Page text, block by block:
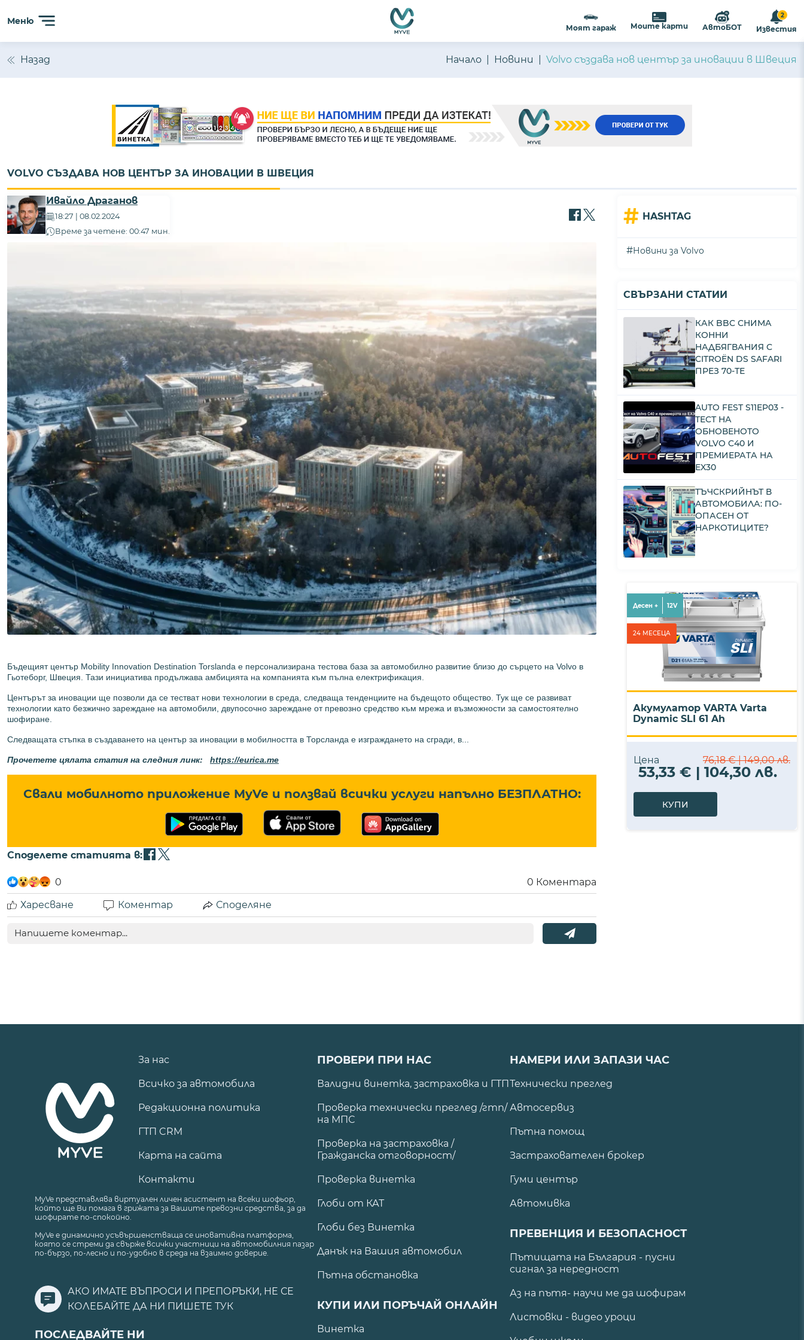
Меню
Моят гараж Моите карти АвтоБОТ
2
Известия
Назад Начало Новини Volvo създава нов център за иновации в Швеция
VOLVO СЪЗДАВА НОВ ЦЕНТЪР ЗА ИНОВАЦИИ В ШВЕЦИЯ
Ивайло Драганов
18:27 | 08.02.2024
Време за четене: 00:47 мин.
Бъдещият център Mobility Innovation Destination Torslanda е персонализирана тестова база за автомобилно развитие близо до сърцето на Volvo в
Гьотеборг, Швеция. Тази инициатива продължава амбицията на компанията към пълна електрификация.
Центърът за иновации ще позволи да се тестват нови технологии в среда, следваща тенденциите на бъдещото общество. Тук ще се развиват
технологии като безжично зареждане на автомобили, двупосочно зареждане от превозно средство към мрежа и възможности за самостоятелно
шофиране.
Следващата стъпка в създаването на център за иновации в мобилността в Торсланда е изграждането на сгради, в...
Прочетете цялата статия на следния линк: https://eurica.me
Свали мобилното приложение MyVe и ползвай всички услуги напълно БЕЗПЛАТНО:
Споделете статията в:
0 0 Коментара
Харесване
Коментар Споделяне
# HASHTAG
#Новини за Volvo
СВЪРЗАНИ СТАТИИ
КАК BBC СНИМА
КОННИ
НАДБЯГВАНИЯ С
CITROËN DS SAFARI
ПРЕЗ 70-ТЕ
AUTO FEST S11EP03 -
ТЕСТ НА
ОБНОВЕНОТО
VOLVO C40 И
ПРЕМИЕРАТА НА
EX30
ТЪЧСКРИЙНЪТ В
АВТОМОБИЛА: ПО-
ОПАСЕН ОТ
НАРКОТИЦИТЕ?
Десен + 12V
24 МЕСЕЦА
Акумулатор VARTA Varta
Dynamic SLI 61 Ah
Цена 76,18 € | 149,00 лв.
53,33 € | 104,30 лв.
КУПИ
За нас
Всичко за автомобила
Редакционна политика
ГТП CRM
Карта на сайта
Контакти
MyVe представлява виртуален личен асистент на всеки шофьор,
който ще Ви помага в грижата за Вашите превозни средства, за да
шофирате по-спокойно.
MyVe е динамично усъвършенстваща се иновативна платформа,
която се стреми да свърже всички участници на автомобилния пазар
по-бързо, по-лесно и по-удобно в среда на взаимно доверие.
АКО ИМАТЕ ВЪПРОСИ И ПРЕПОРЪКИ, НЕ СЕ
КОЛЕБАЙТЕ ДА НИ ПИШЕТЕ ТУК
ПОСЛЕДВАЙТЕ НИ
ПРОВЕРИ ПРИ НАС
Валидни винетка, застраховка и ГТП
Проверка технически преглед /гтп/
на МПС
Проверка на застраховка /
Гражданска отговорност/
Проверка винетка
Глоби от КАТ
Глоби без Винетка
Данък на Вашия автомобил
Пътна обстановка
КУПИ ИЛИ ПОРЪЧАЙ ОНЛАЙН
Винетка
НАМЕРИ ИЛИ ЗАПАЗИ ЧАС
Технически преглед
Автосервиз
Пътна помощ
Застрахователен брокер
Гуми център
Автомивка
ПРЕВЕНЦИЯ И БЕЗОПАСНОСТ
Пътищата на България - пусни
сигнал за нередност
Аз на пътя- научи ме да шофирам
Листовки - видео уроци